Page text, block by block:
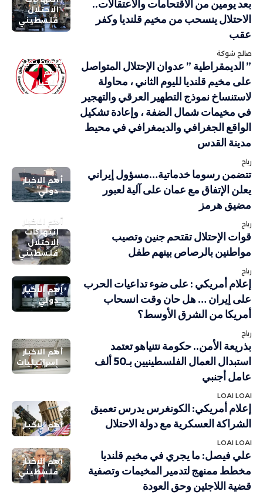
الاحتلال
فلسطيني
بعد يومين من الاقتحامات والاعتقالات..
الاحتلال ينسحب من مخيم قلنديا وكفر
عقب
صالح شوكة
فلسطيني
أهم
الاخبار
” الديمقراطية ” عدوان الإحتلال المتواصل
على مخيم قلنديا لليوم الثاني ، محاولة
لاستنساخ نموذج التطهير العرقي والتهجير
في مخيمات شمال الضفة ، وإعادة تشكيل
الواقع الجغرافي والديمغرافي في محيط
مدينة القدس
رباح
أهم الاخبار
دولي
تتضمن رسوما خدماتية…مسؤول إيراني
يعلن الإتفاق مع عمان على آلية لعبور
مضيق هرمز
رباح
أهم الاخبار
انتهاكات
الاحتلال
فلسطيني
قوات الإحتلال تقتحم جنين وتصيب
مواطنين بالرصاص بينهم طفل
رباح
أهم الاخبار
دولي
إعلام أمريكي : على ضوء تداعيات الحرب
على إيران … هل حان وقت انسحاب
أمريكا من الشرق الأوسط؟
رباح
أهم الاخبار
إسرائيليات
بذريعة الأمن.. حكومة نتنياهو تعتمد
استبدال العمال الفلسطينيين بـ50 ألف
عامل أجنبي
LOAI LOAI
أهم الاخبار
إعلام أمريكي: الكونغرس يدرس تعميق
الشراكة العسكرية مع دولة الاحتلال
LOAI LOAI
أهم الاخبار
فلسطيني
علي فيصل: ما يجري في مخيم قلنديا
مخطط ممنهج لتدمير المخيمات وتصفية
قضية اللاجئين وحق العودة